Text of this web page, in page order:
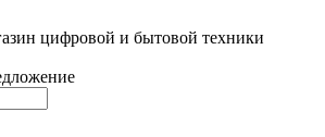
цифровой и бытовой техники